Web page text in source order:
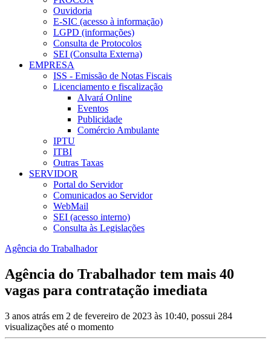
Ouvidoria
E-SIC (acesso à informação)
LGPD (informações)
Consulta de Protocolos
SEI (Consulta Externa)
EMPRESA
ISS - Emissão de Notas Fiscais
Licenciamento e fiscalização
Alvará Online
Eventos
Publicidade
Comércio Ambulante
IPTU
ITBI
Outras Taxas
SERVIDOR
Portal do Servidor
Comunicados ao Servidor
WebMail
SEI (acesso interno)
Consulta às Legislações
Agência do Trabalhador
Agência do Trabalhador tem mais 40
vagas para contratação imediata
3 anos atrás em 2 de fevereiro de 2023 às 10:40, possui 284
visualizações até o momento